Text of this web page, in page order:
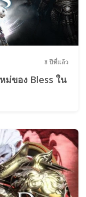
8 ปีที่แล้ว
ม่ของ Bless ใน